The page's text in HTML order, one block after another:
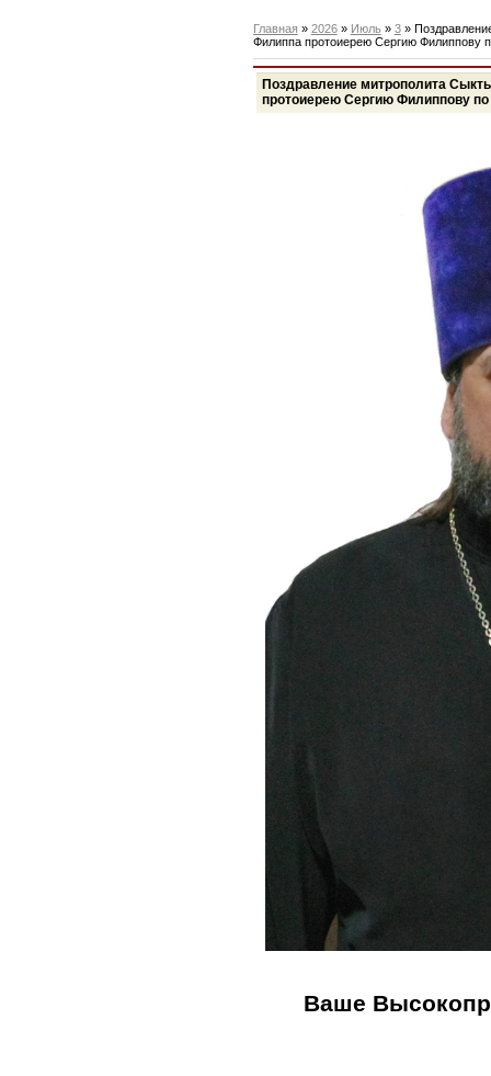
Главная » 2026 » Июль » 3»
Филиппа протоиерею Сергию Филиппову
Поздравление митрополита
протоиерею Сергию Филиппову
Ваше